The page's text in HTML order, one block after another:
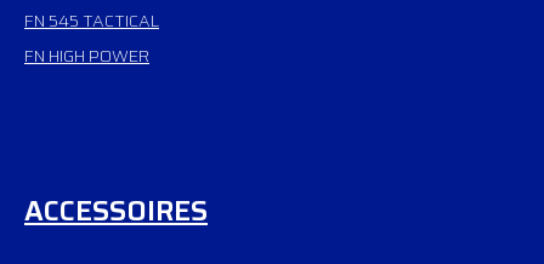
FN 545 TACTICAL
FN HIGH POWER
ACCESSOIRES